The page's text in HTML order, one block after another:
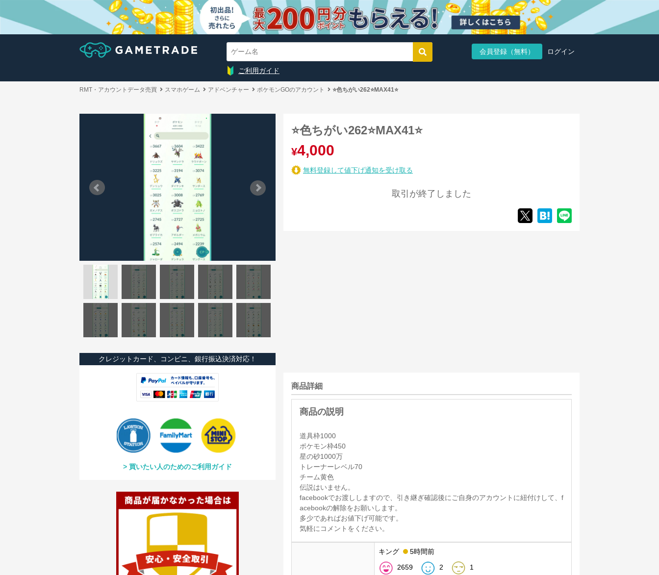
会員登録（無料） ログイン
ご利用ガイド
RMT・アカウントデータ売買 スマホゲーム アドベンチャー ポケモンGOのアカウント ⭐️色ちがい262⭐️MAX41⭐️
クレジットカード、コンビニ、銀行振込決済対応！
買いたい人のためのご利用ガイド
⭐️色ちがい262⭐️MAX41⭐️
¥4,000
無料登録して値下げ通知を受け取る
取引が終了しました
商品詳細
道具枠1000
ポケモン枠450
星の砂1000万
トレーナーレベル70
チーム黄色
伝説はいません。
facebookでお渡ししますので、引き継ぎ確認後にご自身のアカウントに紐付けして、f
acebookの解除をお願いします。
多少であればお値下げ可能です。
気軽にコメントをください。
キング 5時間前
2659 2 1